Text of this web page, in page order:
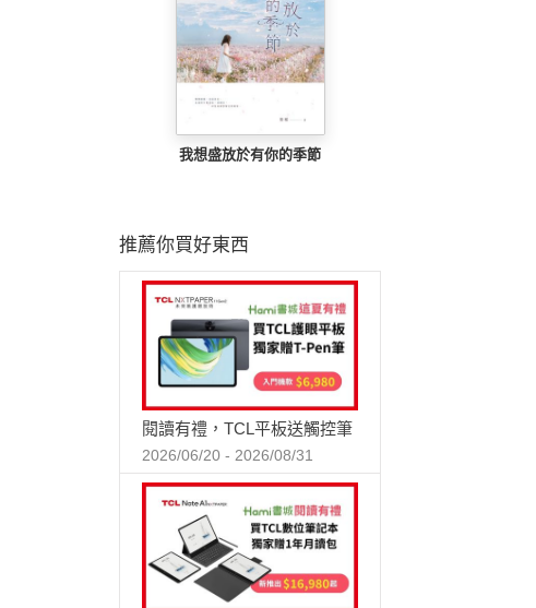
我想盛放於有你的季節
推薦你買好東西
閱讀有禮，TCL平板送觸控筆
2026/06/20 - 2026/08/31